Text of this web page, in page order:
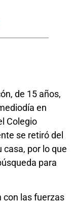
de 15 años,
en
Colegio
se retiró del
por lo que
para
con las fuerzas